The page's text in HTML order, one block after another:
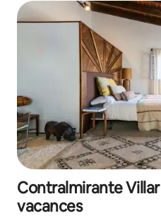
Contralmirante
vacances